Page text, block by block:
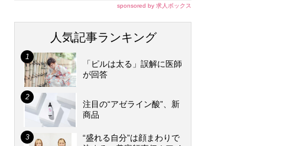
sponsored by 求人ボックス
人気記事ランキング
「ピルは太る」誤解に医師
が回答
注目の“アゼライン酸”、新
商品
“盛れる自分”は顔まわりで